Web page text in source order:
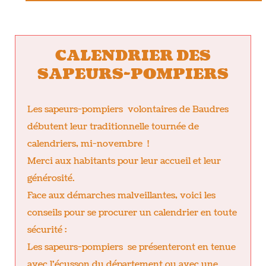
CALENDRIER DES
SAPEURS-POMPIERS
Les sapeurs-pompiers volontaires de Baudres
débutent leur traditionnelle tournée de
calendriers, mi-novembre !
Merci aux habitants pour leur accueil et leur
générosité.
Face aux démarches malveillantes, voici les
conseils pour se procurer un calendrier en toute
sécurité :
Les sapeurs-pompiers se présenteront en tenue